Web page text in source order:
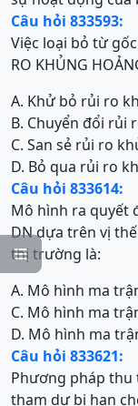

Câu hỏi 833593:
Việc loại bỏ từ
RO KHỦNG
A. Khử bỏ rủi ro
B. Chuyển đổi rủi
C. San sẻ rủi ro
D. Bỏ qua rủi ro
Câu hỏi 833614:
Mô hình ra quyết
DN dựa trên vị
thị trường là:
A. Mô hình ma
C. Mô hình ma
D. Mô hình ma
Câu hỏi 833621:
Phương pháp
tham dự bị hạn